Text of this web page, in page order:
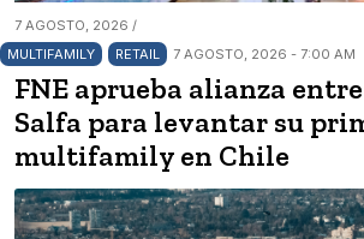
7 AGOSTO, 2026 /
MULTIFAMILY
RETAIL 7 AGOSTO, 2026 - 7:00 AM
FNE aprueba alianza
Salfa para levantar su
multifamily en Chile